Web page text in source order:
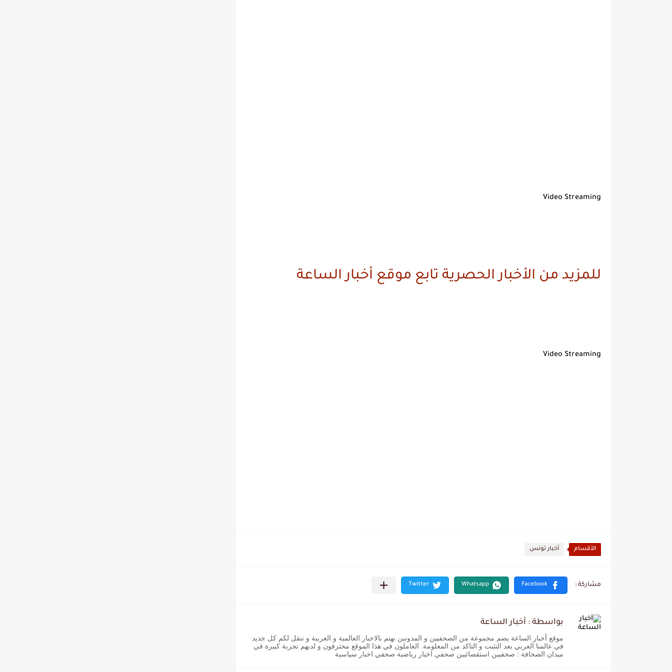
Video Streaming
للمزيد من الأخبار الحصرية تابع موقع أخبار الساعة
Video Streaming
الأقسام أخبار تونس
بواسطة : أخبار الساعة
موقع أخبار الساعة يضم مجموعة من الصحفيين و المدونين نهتم بالاخبار العالمية و العربية و ننقل لكم كل جديد
في عالمنا العربي بعد التثبت و التاكد من المعلومة. العاملون في هذا الموقع محترفون و لديهم تجربة كبيرة في
ميدان الصحافة : صحفيين استقصائيين صحفي اخبار رياضية صحفي اخبار سياسية